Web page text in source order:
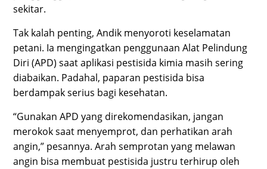
sekitar.
Tak kalah penting, Andik menyoroti keselamatan
petani. Ia mengingatkan penggunaan Alat Pelindung
Diri (APD) saat aplikasi pestisida kimia masih sering
diabaikan. Padahal, paparan pestisida bisa
berdampak serius bagi kesehatan.
“Gunakan APD yang direkomendasikan, jangan
merokok saat menyemprot, dan perhatikan arah
angin,” pesannya. Arah semprotan yang melawan
angin bisa membuat pestisida justru terhirup oleh